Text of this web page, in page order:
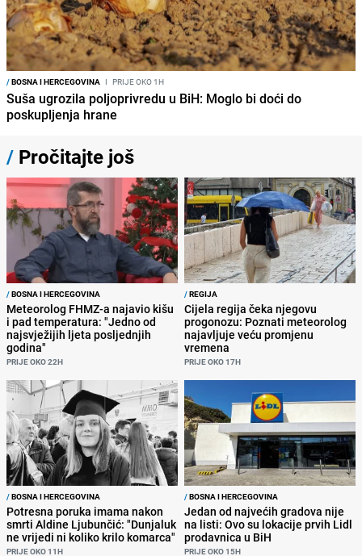
/BOSNA I HERCEGOVINA I PRIJE OKO 1H
Suša ugrozila poljoprivredu u BiH: Moglo bi doći do
poskupljenja hrane
/ Pročitajte još
/BOSNA I HERCEGOVINA
Meteorolog FHMZ-a najavio kišu
i pad temperatura: "Jedno od
najsvježijih ljeta posljednjih
godina"
PRIJE OKO 22H
/REGIJA
Cijela regija čeka njegovu
progonozu: Poznati meteorolog
najavljuje veću promjenu
vremena
PRIJE OKO 17H
/BOSNA I HERCEGOVINA
Potresna poruka imama nakon
smrti Aldine Ljubunčić: "Dunjaluk
ne vrijedi ni koliko krilo komarca"
PRIJE OKO 11H
/BOSNA I HERCEGOVINA
Jedan od najvećih gradova nije
na listi: Ovo su lokacije prvih Lidl
prodavnica u BiH
PRIJE OKO 15H